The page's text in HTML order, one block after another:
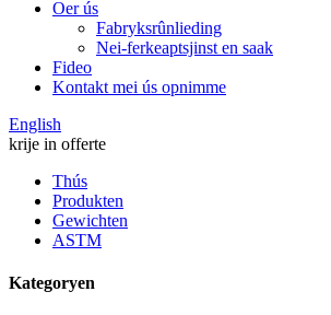
Oer ús
Fabryksrûnlieding
Nei-ferkeaptsjinst en saak
Fideo
Kontakt mei ús opnimme
English
krije in offerte
Thús
Produkten
Gewichten
ASTM
Kategoryen